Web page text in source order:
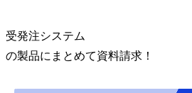
受発注システム
の製品にまとめて資料請求！